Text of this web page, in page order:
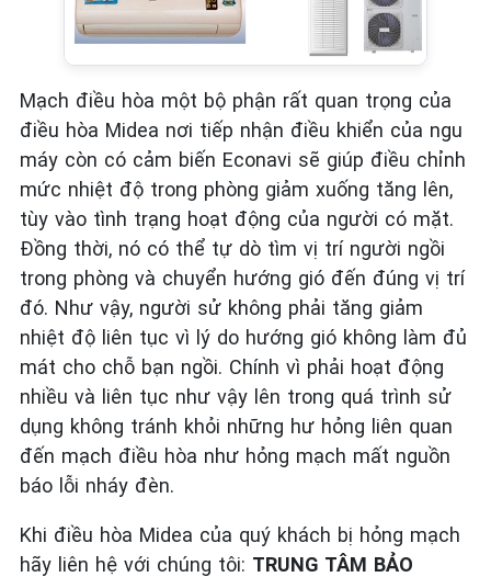
Mạch điều hòa một bộ phận rất quan trọng của
điều hòa Midea nơi tiếp nhận điều khiển của ngu
máy còn có cảm biến Econavi sẽ giúp điều chỉnh
mức nhiệt độ trong phòng giảm xuống tăng lên,
tùy vào tình trạng hoạt động của người có mặt.
Đồng thời, nó có thể tự dò tìm vị trí người ngồi
trong phòng và chuyển hướng gió đến đúng vị trí
đó. Như vậy, người sử không phải tăng giảm
nhiệt độ liên tục vì lý do hướng gió không làm đủ
mát cho chỗ bạn ngồi. Chính vì phải hoạt động
nhiều và liên tục như vậy lên trong quá trình sử
dụng không tránh khỏi những hư hỏng liên quan
đến mạch điều hòa như hỏng mạch mất nguồn
báo lỗi nháy đèn.
Khi điều hòa Midea của quý khách bị hỏng mạch
hãy liên hệ với chúng tôi: TRUNG TÂM BẢO